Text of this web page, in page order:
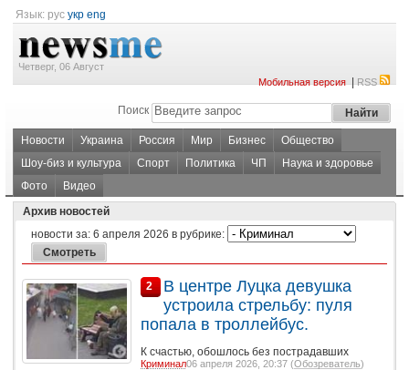
Язык: рус укр eng
Четверг, 06 Август
Мобильная версия|RSS
Поиск
Новости Украина Россия Мир Бизнес
Общество
Шоу-биз и культура
Спорт Политика ЧП
Наука и здоровье
Фото
Видео
Архив новостей
новости за: 6 апреля 2026 в рубрике:
2
В центре Луцка девушка
устроила стрельбу: пуля
попала в троллейбус.
К счастью, обошлось без пострадавших
Криминал06 апреля 2026, 20:37 (Обозреватель)